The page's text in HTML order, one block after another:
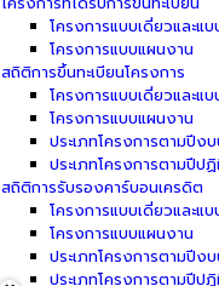
โครงการแบบเดี่ยวและแ
โครงการแบบแผนงาน
สถิติการขึ้นทะเบียนโครงการ
โครงการแบบเดี่ยวและแ
โครงการแบบแผนงาน
ประเภทโครงการตามปีง
ประเภทโครงการตามปีป
สถิติการรับรองคาร์บอนเครดิต
โครงการแบบเดี่ยวและแ
โครงการแบบแผนงาน
ประเภทโครงการตามปีง
ประเภทโครงการตามปีป